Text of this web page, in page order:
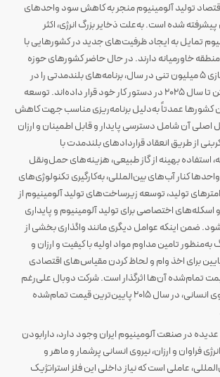
تولید آلومینیوم منجر به کاهش سود واحدهای
شده است. به‌علت ذخایر بزرگ انرژی، اکثر
تمایل به ایجاد ظرفیت‌های جدید در کشورهایی با
خاورمیانه دارند. در حال حاضر کشورهای حوزه
خلیج فارس با ظرفیت‌سازی ۵ میلیون تنی در سال، برنامه‌های بلندمدتی را در
جهت تولید ۱۰ میلیون تن تا سال ۲۰۲۵ در دستور کار خود قرار داده‌اند. توسعه
کشورها عمدتاً به‌دلیل برنامه‌ریزی مناسب جهت کاهش
آن شامل دسترسی پایدار و قابل اطمینان و ارزان
از طریق انعقاد قراردادهای بلندمدت با
استفاده بهینه از گاز طبیعی، هزینه‌های حمل‌ونقل
کنار آب‌های بین‌المللی، به‌کارگیری تکنولوژی‌های
تولید، توسعه زیرساخت‌های تولید آلومینیوم از
اسکله‌های اختصاصی برای تولید آلومینیوم و پایداری
ضمن اینکه عوامل دیگری مانند واگذاری بخشی از
تامین مداوم مواد اولیه با کیفیت و ارزان و
برای اخذ وام و لحاظ کردن مقیاس‌های اقتصادی
تمام‌شده آن‌ها اثرگذار است. شرکت دوبال علی‌رغم
واردات مواد اولیه و نیروی انسانی، در سال ۲۰۱۵ پایین‌ترین قیمت تمام‌شده
در صنعت آلومینیوم ایران وجود دارد، دارابودن
فراوان و ارزان، نیروی انسانی پرشمار و ماهر و
عاملی است که نیاز داخلی این فلز استراتژیک